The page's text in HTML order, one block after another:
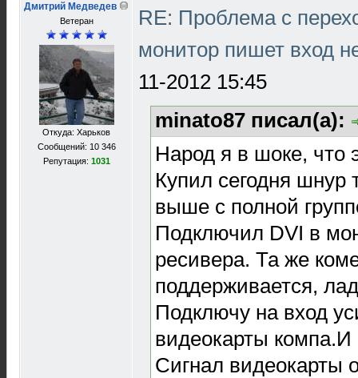
Дмитрий Медведев
Ветеран
Откуда: Харьков
Сообщений: 10 346
Репутация: 1031
RE: Проблема с
монитор пишет вход
11-2012 15:45
minato87 писал(а):
Народ я в шоке, что
Купил сегодня шнур
выше с полной
Подключил DVI в
ресивера. Та же
поддерживается,
Подключу на вход
видеокарты
Сигнал видеокарты